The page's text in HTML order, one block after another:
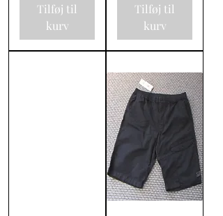
Tilføj til
kurv
Tilføj til
kurv